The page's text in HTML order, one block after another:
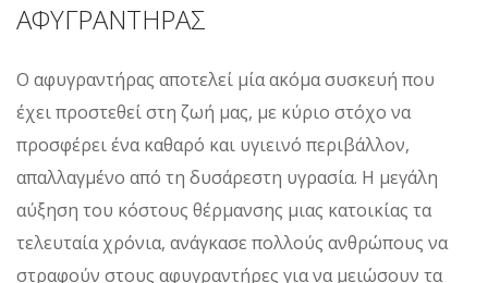
ΑΦΥΓΡΑΝΤΗΡΑΣ
Ο αφυγραντήρας αποτελεί μία ακόμα συσκευή που
έχει προστεθεί στη ζωή μας, με κύριο στόχο να
προσφέρει ένα καθαρό και υγιεινό περιβάλλον,
απαλλαγμένο από τη δυσάρεστη υγρασία. Η μεγάλη
αύξηση του κόστους θέρμανσης μιας κατοικίας τα
τελευταία χρόνια, ανάγκασε πολλούς ανθρώπους να
στραφούν στους αφυγραντήρες για να μειώσουν τα